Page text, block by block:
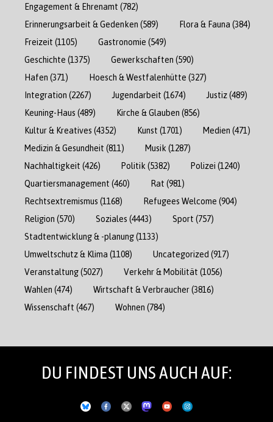
Engagement & Ehrenamt (782)
Erinnerungsarbeit & Gedenken (589) Flora & Fauna (384)
Freizeit (1105) Gastronomie (549)
Geschichte (1375) Gewerkschaften (590)
Hafen (371) Hoesch & Westfalenhütte (327)
Integration (2267) Jugendarbeit (1674) Justiz(489)
Keuning-Haus (489) Kirche & Glauben (856)
Kultur & Kreatives (4352) Kunst (1701) Medien (471)
Medizin & Gesundheit (811) Musik (1287)
Nachhaltigkeit (426) Politik (5382) Polizei (1240)
Quartiersmanagement (460) Rat (981)
Rechtsextremismus (1168) Refugees Welcome (904)
Religion (570) Soziales (4443) Sport (757)
Stadtentwicklung & -planung(1133)
Umweltschutz & Klima (1108) Uncategorized (917)
Veranstaltung(5027) Verkehr & Mobilität (1056)
Wahlen (474) Wirtschaft & Verbraucher(3816)
Wissenschaft (467) Wohnen (784)
DU FINDEST UNS AUCH AUF: